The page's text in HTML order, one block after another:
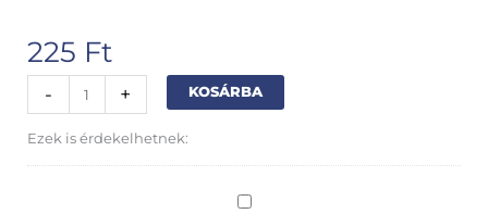
225 Ft
-
grafitceruza
fehér
mennyiség
+ KOSÁRBA
Ezek is érdekelhetnek:
Szövegbuborékos